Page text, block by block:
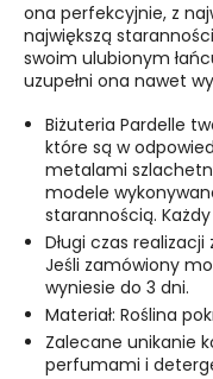
ona perfekcyjnie, z
największą
swoim ulubionym
uzupełni ona nawet
Biżuteria Pardelle
które są w
metalami
modele
starannością.
Długi czas
Jeśli zamówiony
wyniesie do 3 dni.
Materiał: Roślina
Zalecane unikanie
perfumami i